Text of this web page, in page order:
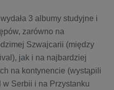
3 albumy studyjne i
zarówno na
Szwajcarii (między
jak i na najbardziej
na kontynencie (wystąpili
Serbii i na Przystanku